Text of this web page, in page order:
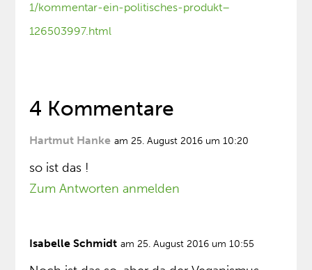
1/kommentar-ein-politisches-produkt–
126503997.html
4 Kommentare
Hartmut Hanke am 25. August 2016 um 10:20
so ist das !
Zum Antworten anmelden
Isabelle Schmidt am 25. August 2016 um 10:55